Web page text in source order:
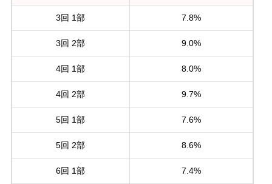
3回 1部 7.8%
3回 2部 9.0%
4回 1部 8.0%
4回 2部 9.7%
5回 1部 7.6%
5回 2部 8.6%
6回 1部 7.4%